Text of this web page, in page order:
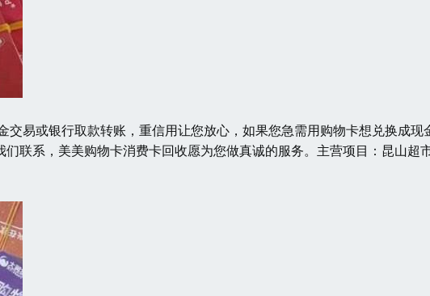
易或银行取款转账，重信用让您放心，如果您急需用购物卡想兑换成现
联系，美美购物卡消费卡回收愿为您做真诚的服务。主营项目：昆山超